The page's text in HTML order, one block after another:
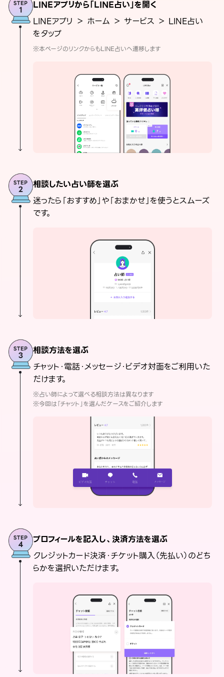
LINEアプリから「LINE占い」を開く
LINEアプリ ＞ ホーム ＞ サービス ＞ LINE占い
をタップ
※本ページのリンクからもLINE占いへ遷移します
相談したい占い師を選ぶ
迷ったら「おすすめ」や「おまかせ」を使うとスムーズ
です。
相談方法を選ぶ
チャット・電話・メッセージ・ビデオ対面をご利用いた
だけます。
※占い師によって選べる相談方法は異なります
※今回は「チャット」を選んだケースをご紹介します
プロフィールを記入し、決済方法を選ぶ
クレジットカード決済・チケット購入（先払い）のどち
らかを選択いただけます。